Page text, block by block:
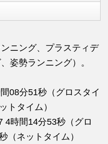
ニング、プラスティデ
姿勢ランニング）。
08分51秒（グロスタイ
トタイム）
4時間14分53秒（グロ
（ネットタイム）